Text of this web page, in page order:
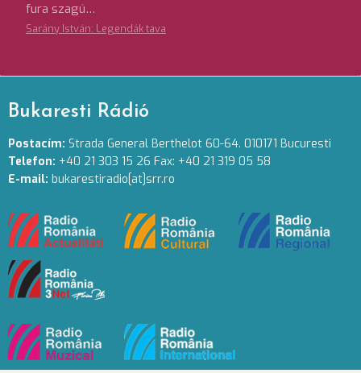
fura szagú…
Sarány István: Legendák tava
Bukaresti Rádió
Postacím: Strada General Berthelot 60-64. 010171 Bucuresti
Telefon: +40 21 303 15 26 Fax: +40 21 319 05 58
E-mail: bukarestiradio[at]srr.ro